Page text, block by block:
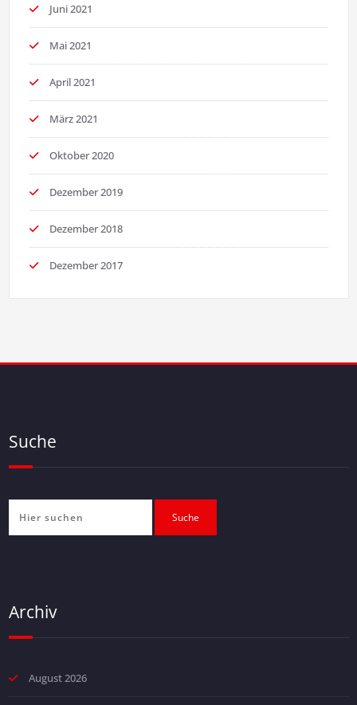
Juni 2021
Mai 2021
April 2021
März 2021
Oktober 2020
Dezember 2019
Dezember 2018
Dezember 2017
Suche
Archiv
August 2026